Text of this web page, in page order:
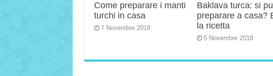
Come preparare i manti
turchi in casa
7 Novembre 2018
Baklava turca: si
preparare a casa?
la ricetta
5 Novembre 2018